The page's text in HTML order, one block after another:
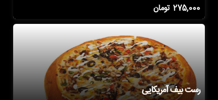
275,000 تومان
رست بیف آمریکایی